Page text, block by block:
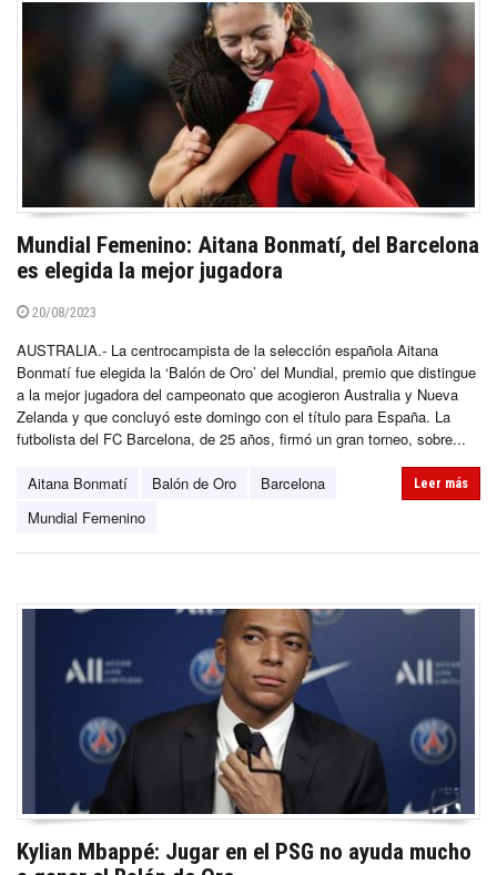
Mundial Femenino: Aitana Bonmatí, del Barcelona
es elegida la mejor jugadora
20/08/2023
AUSTRALIA.- La centrocampista de la selección española Aitana
Bonmatí fue elegida la ‘Balón de Oro’ del Mundial, premio que distingue
a la mejor jugadora del campeonato que acogieron Australia y Nueva
Zelanda y que concluyó este domingo con el título para España. La
futbolista del FC Barcelona, de 25 años, firmó un gran torneo, sobre...
Aitana Bonmatí Balón de Oro
Barcelona
Mundial Femenino
Leer más
Kylian Mbappé: Jugar en el PSG no ayuda mucho